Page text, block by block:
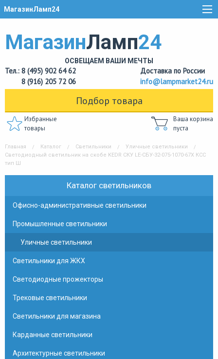
МагазинЛамп24
МагазинЛамп24
ОСВЕЩАЕМ ВАШИ МЕЧТЫ
Тел.: 8 (495) 902 64 62
8 (916) 205 72 06
Доставка по России
info@lampmarket24.ru
Подбор товара
Избранные
товары
Ваша корзина
пуста
Главная Каталог Светильники
Уличные светильники
Светодиодный светильник на скобе KEDR СКУ LE-СБУ-32-075-1070-67Х КСС
тип Ш
Каталог светильников
Офисно-административные светильники
Промышленные светильники
Уличные светильники
Светильники для ЖКХ
Светодиодные прожекторы
Трековые светильники
Светильники для магазина
Карданные светильники
Архитектурные светильники